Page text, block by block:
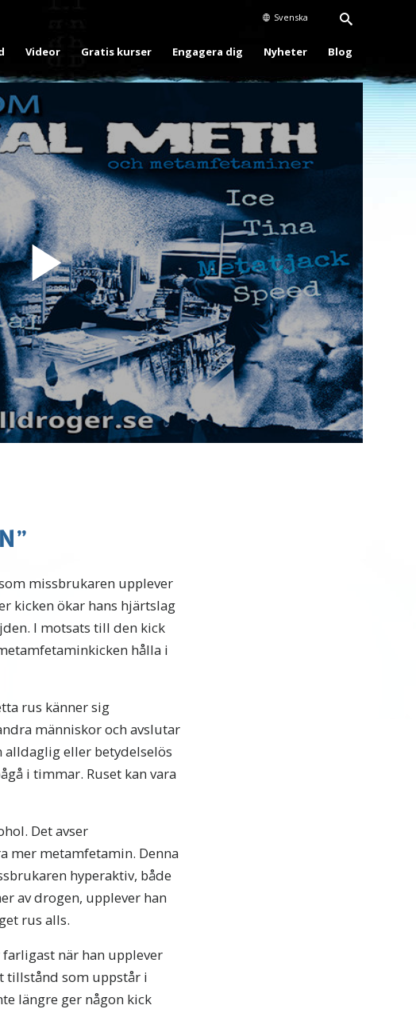
Svenska
Videor Gratis kurser Engagera dig Nyheter Blog
Play
Video
missbrukaren upplever
kicken ökar hans hjärtslag
I motsats till den kick
hålla i
rus känner sig
människor och avslutar
alldaglig eller betydelselös
i timmar. Ruset kan vara
Det avser
mer metamfetamin. Denna
hyperaktiv, både
av drogen, upplever han
rus alls.
när han upplever
tillstånd som uppstår i
längre ger någon kick